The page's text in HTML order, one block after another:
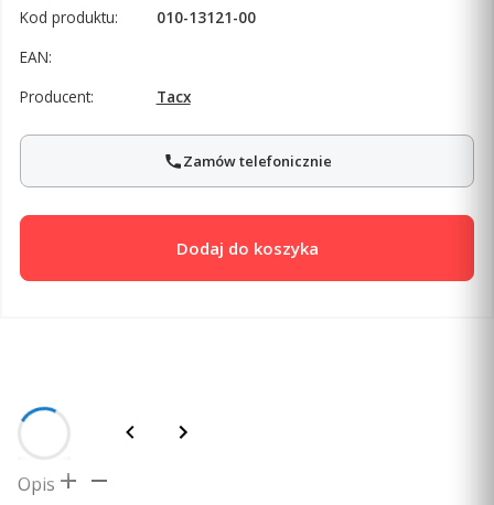
Kod produktu:
010-13121-00
EAN:
Producent:
Tacx
Zamów telefonicznie
Dodaj do koszyka
Opis
Opis